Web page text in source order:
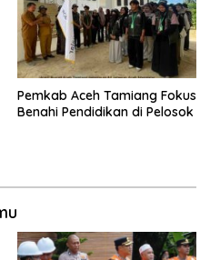
Pemkab Aceh Tamiang Fokus
Benahi Pendidikan di Pelosok